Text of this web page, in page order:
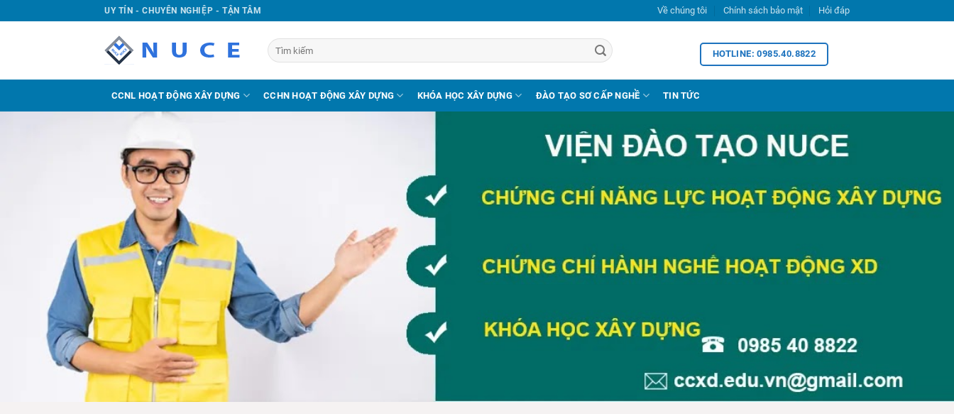
UY TÍN - CHUYÊN NGHIỆP - TẬN TÂM Về chúng tôi Chính sách bảo mật Hỏi đáp
HOTLINE: 0985.40.8822
CCNL HOẠT ĐỘNG XÂY DỰNG CCHN HOẠT ĐỘNG XÂY DỰNG KHÓA HỌC XÂY DỰNG ĐÀO TẠO SƠ CẤP NGHỀ TIN TỨC